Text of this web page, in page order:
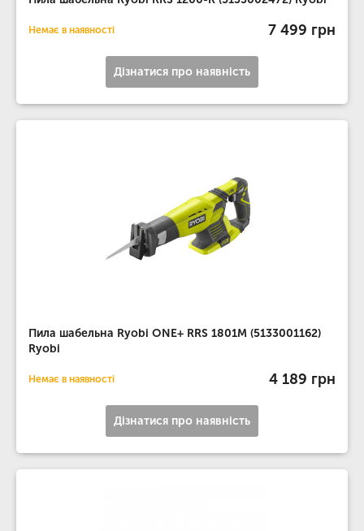
Немає в наявності 7 499 грн
Дізнатися про наявність
Пила шабельна Ryobi ONE+ RRS 1801M (5133001162)
Ryobi
Немає в наявності 4 189 грн
Дізнатися про наявність